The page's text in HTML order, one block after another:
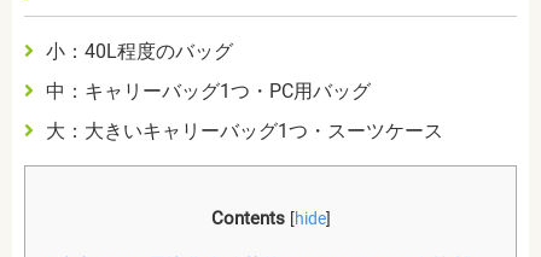
小：40L程度のバッグ
中：キャリーバッグ1つ・PC用バッグ
大：大きいキャリーバッグ1つ・スーツケース
Contents [hide]